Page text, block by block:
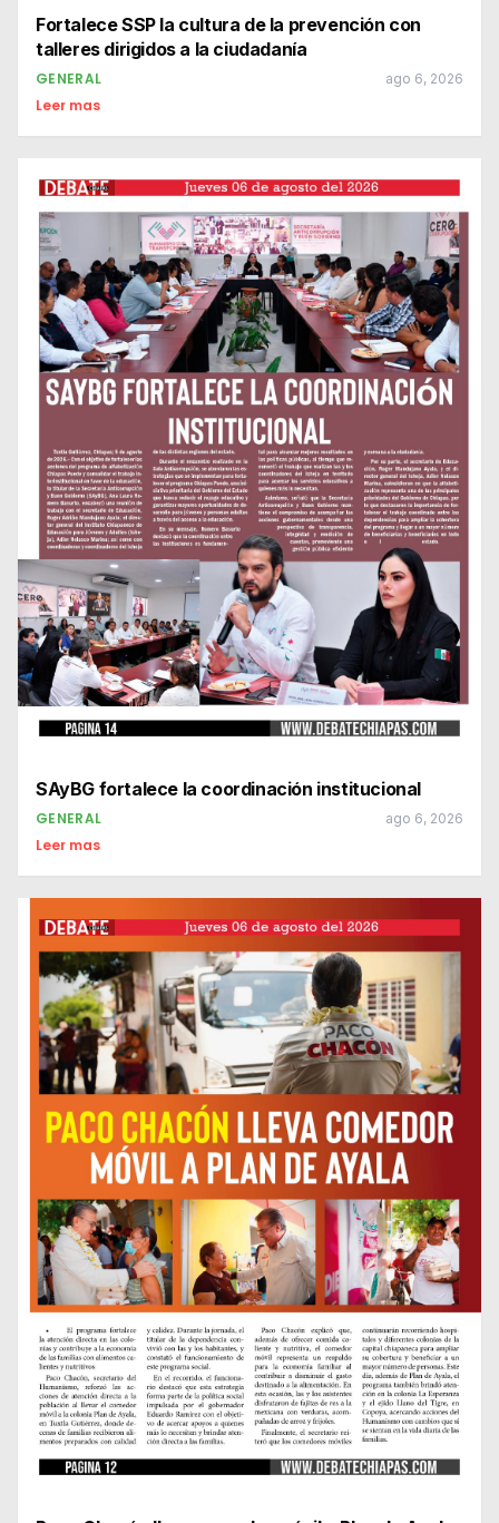
Fortalece SSP la cultura de la prevención con
talleres dirigidos a la ciudadanía
GENERAL ago 6, 2026
Leer mas
SAyBG fortalece la coordinación institucional
GENERAL ago 6, 2026
Leer mas